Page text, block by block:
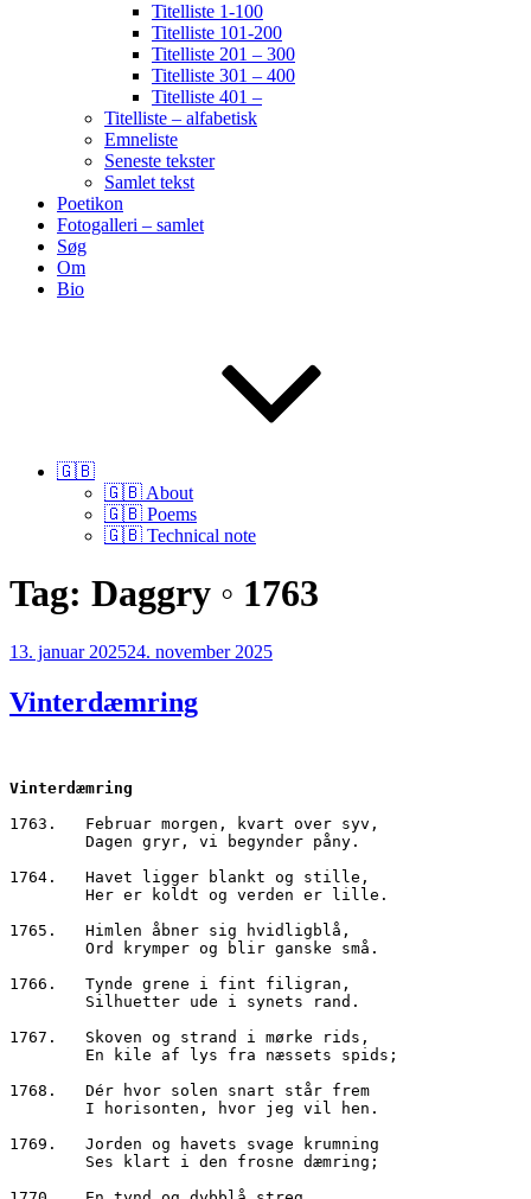
Titelliste 1-100
Titelliste 101-200
Titelliste 201 – 300
Titelliste 301 – 400
Titelliste 401 –
Titelliste – alfabetisk
Emneliste
Seneste tekster
Samlet tekst
Poetikon
Fotogalleri – samlet
Søg
Om
Bio
🇬🇧
🇬🇧 About
🇬🇧 Poems
🇬🇧 Technical note
Tag: Daggry ◦ 1763
Udgivet
13. januar 202524. november 2025
Vinterdæmring
Vinterdæmring
1763.	Februar morgen, kvart over syv,
        Dagen gryr, vi begynder påny.
1764.	Havet ligger blankt og stille,
        Her er koldt og verden er lille.
1765.	Himlen åbner sig hvidligblå,
        Ord krymper og blir ganske små.
1766.	Tynde grene i fint filigran,
        Silhuetter ude i synets rand.
1767.	Skoven og strand i mørke rids,
        En kile af lys fra næssets spids;
1768.	Dér hvor solen snart står frem
        I horisonten, hvor jeg vil hen.
1769.	Jorden og havets svage krumning
        Ses klart i den frosne dæmring;